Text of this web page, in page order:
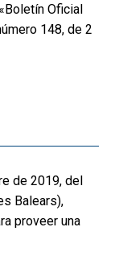
Oficial
148, de 2
de 2019, del
Balears),
proveer una